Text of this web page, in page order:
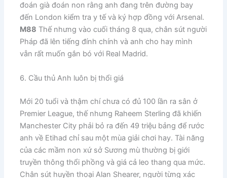
đoán già đoán non rằng anh đang trên đường bay
đến London kiểm tra y tế và ký hợp đồng với Arsenal.
M88 Thế nhưng vào cuối tháng 8 qua, chân sút người
Pháp đã lên tiếng đính chính và anh cho hay mình
vẫn rất muốn gắn bó với Real Madrid.
6. Cầu thủ Anh luôn bị thổi giá
​Mới 20 tuổi và thậm chí chưa có đủ 100 lần ra sân ở
Premier League, thế nhưng Raheem Sterling đã khiến
Manchester City phải bỏ ra đến 49 triệu bảng để rước
anh về Etihad chỉ sau một mùa giải chơi hay. Tài năng
của các mầm non xứ sở Sương mù thường bị giới
truyền thông thổi phồng và giá cả leo thang qua mức.
Chân sút huyền thoại Alan Shearer, người từng xác